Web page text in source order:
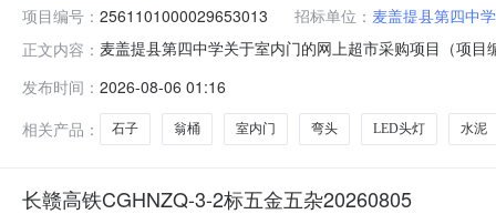
项目编号： 2561101000029653013 招标单位： 麦盖提县第四中学
正文内容： 麦盖提县第四中学关于室内门的网上超市采购项目（项
项目所在行政区划名称:新疆维吾尔自治区喀什地区麦盖
发布时间： 2026-08-06 01:16
相关产品：
石子 翁桶 室内门 弯头 LED头灯 水泥
长赣高铁CGHNZQ-3-2标五金五杂20260805